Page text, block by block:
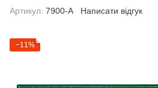
Артикул: 7900-A Написати відгук
−11%